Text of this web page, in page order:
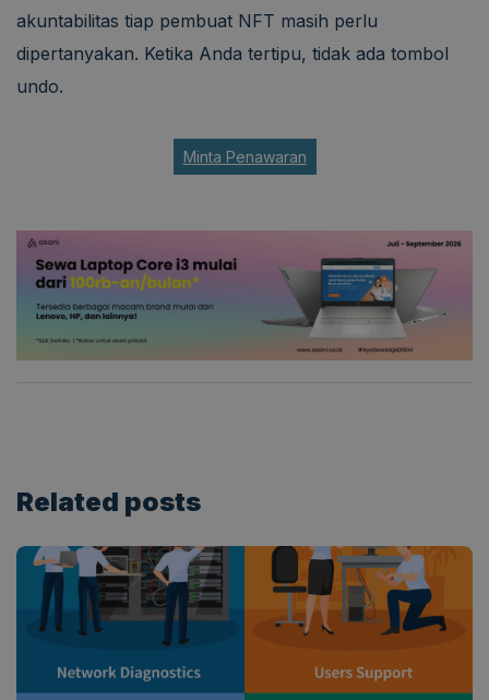
akuntabilitas tiap pembuat NFT masih perlu
dipertanyakan. Ketika Anda tertipu, tidak ada tombol
undo.
Minta Penawaran
Related posts